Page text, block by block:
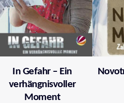
In Gefahr – Ein
verhängnisvoller
Moment